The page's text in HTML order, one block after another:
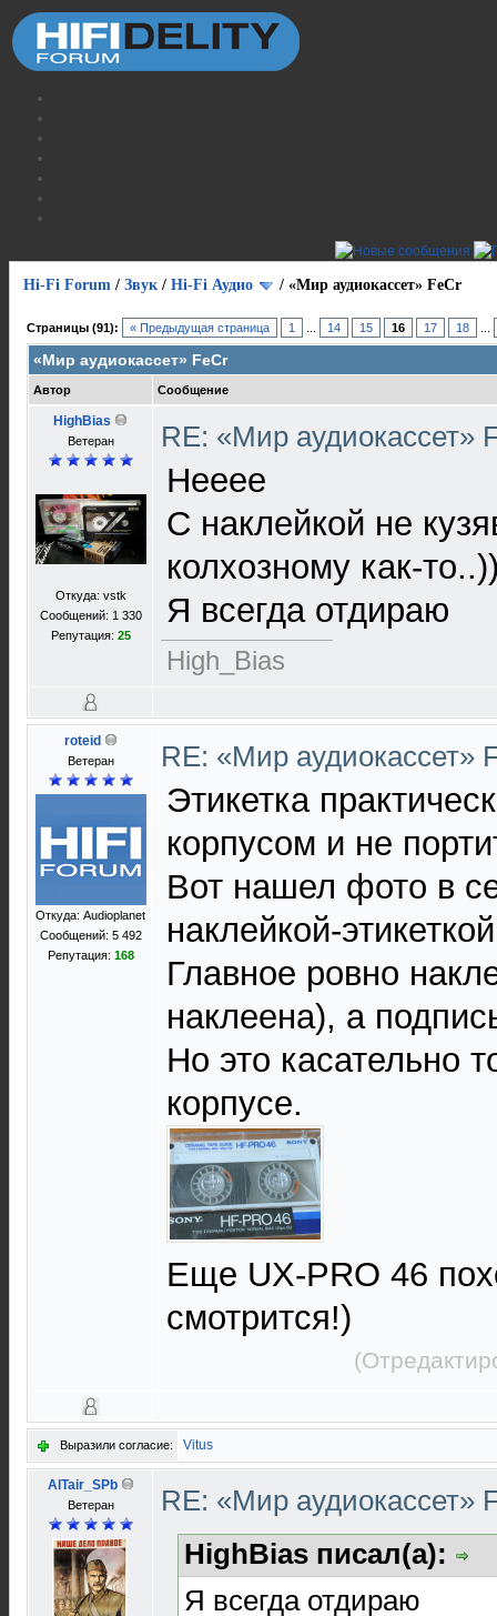
Hi-Fi Forum / Звук / Hi-Fi Аудио / «Мир аудиокассет» FeCr
Страницы (91): « Предыдущая страница 1 14 15 16 17 18
«Мир аудиокассет» FeCr
Автор Сообщение
HighBias
Ветеран
Откуда: vstk
Сообщений: 1 330
Репутация: 25
RE: «Мир аудиокассет»
Нееее
С наклейкой не
колхозному как-
Я всегда отдираю
High_Bias
roteid
Ветеран
Откуда: Audioplanet
Сообщений: 5 492
Репутация: 168
RE: «Мир аудиокассет»
Этикетка
корпусом и не
Вот нашел фото в
наклейкой-
Главное ровно
наклеена), а
Но это касательно
корпусе.
Еще UX-PRO 46
смотрится!)
Выразили согласие: Vitus
AlTair_SPb
Ветеран
RE: «Мир аудиокассет»
HighBias писал(а):
Я всегда отдираю